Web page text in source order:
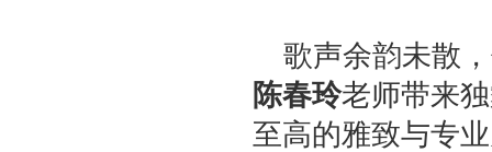
歌声余韵未散
陈春玲老师带来
至高的雅致与专